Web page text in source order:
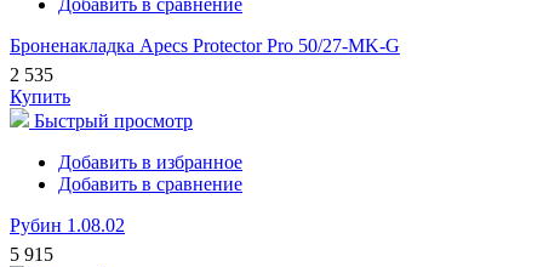
Добавить в сравнение
Броненакладка Apecs Protector Pro 50/27-MK-G
2 535
Купить
Быстрый просмотр
Добавить в избранное
Добавить в сравнение
Рубин 1.08.02
5 915